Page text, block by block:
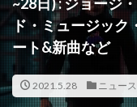
ド・ミュージック
ート&新曲など
2021.5.28 ニュース
タグ
Lana Del Ray